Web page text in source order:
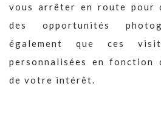
vous arrêter en route pour
des opportunités
également que ces
personnalisées en fonction
de votre intérêt.